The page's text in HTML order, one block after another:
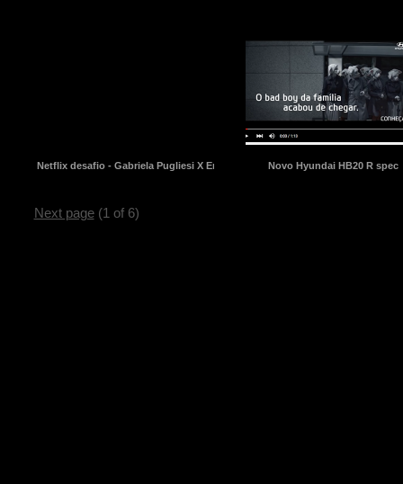
Netflix desafio - Gabriela Pugliesi X Erasmo VianaNovo Hyundai HB20 R spec
Next page (1 of 6)